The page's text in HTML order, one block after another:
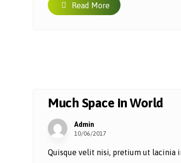
Read More
Much Space in World
Admin
10/06/2017
Quisque velit nisi, pretium ut lacinia